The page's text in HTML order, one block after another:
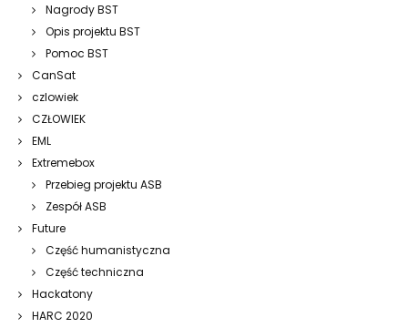
Nagrody BST
Opis projektu BST
Pomoc BST
CanSat
czlowiek
CZŁOWIEK
EML
Extremebox
Przebieg projektu ASB
Zespół ASB
Future
Część humanistyczna
Część techniczna
Hackatony
HARC 2020